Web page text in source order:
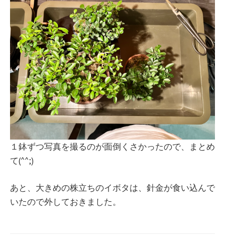
１鉢ずつ写真を撮るのが面倒くさかったので、まとめ
て(^^;)
あと、大きめの株立ちのイボタは、針金が食い込んで
いたので外しておきました。